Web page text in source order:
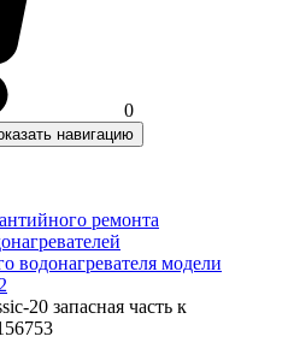
0
навигацию
ремонта
водонагревателя модели
20 запасная часть к